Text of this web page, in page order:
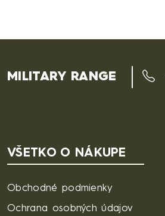
MILITARY RANGE
VŠETKO O NÁKUPE
Obchodné podmienky
Ochrana osobných údajov